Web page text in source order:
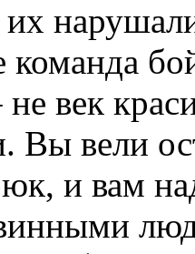
команда
век
Вы вели
и вам